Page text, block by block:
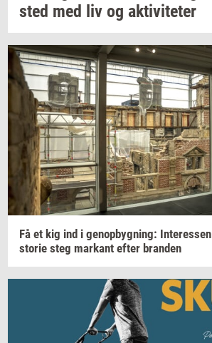
sted med liv og ak­ti­vi­te­ter
Få et kig ind i genop­byg­ning: In­ter­es­sen
sto­rie steg mar­kant efter bran­den